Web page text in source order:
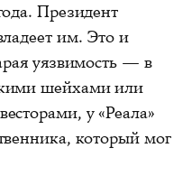
Президент
им. Это и
уязвимость — в
шейхами или
у «Реала»
который мог